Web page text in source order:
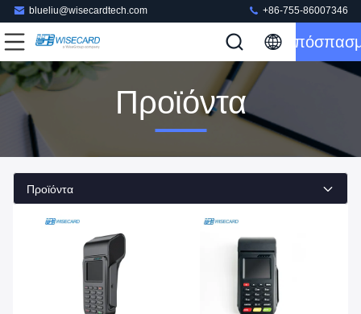
blueliu@wisecardtech.com +86-755-86007346
Προϊόντα
Προϊόντα